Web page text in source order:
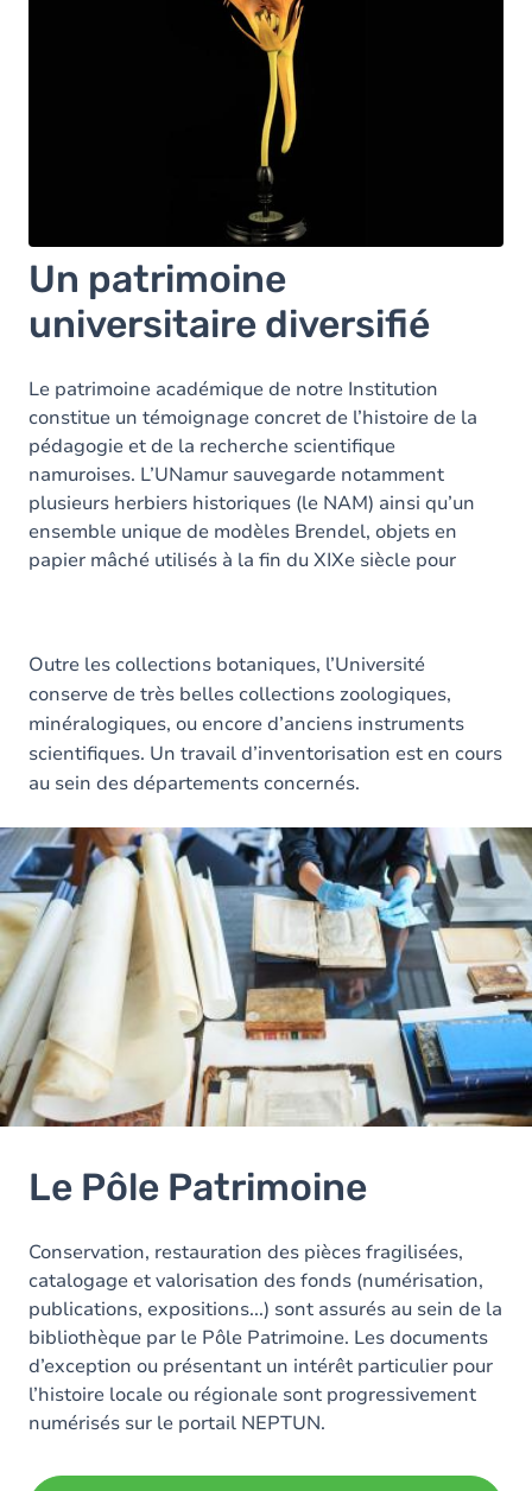
Un patrimoine
universitaire diversifié
Le patrimoine académique de notre Institution
constitue un témoignage concret de l’histoire de la
pédagogie et de la recherche scientifique
namuroises. L’UNamur sauvegarde notamment
plusieurs herbiers historiques (le NAM) ainsi qu’un
ensemble unique de modèles Brendel, objets en
papier mâché utilisés à la fin du XIXe siècle pour
Outre les collections botaniques, l’Université
conserve de très belles collections zoologiques,
minéralogiques, ou encore d’anciens instruments
scientifiques. Un travail d’inventorisation est en cours
au sein des départements concernés.
Image
Le Pôle Patrimoine
Conservation, restauration des pièces fragilisées,
catalogage et valorisation des fonds (numérisation,
publications, expositions...) sont assurés au sein de la
bibliothèque par le Pôle Patrimoine. Les documents
d’exception ou présentant un intérêt particulier pour
l’histoire locale ou régionale sont progressivement
numérisés sur le portail NEPTUN.